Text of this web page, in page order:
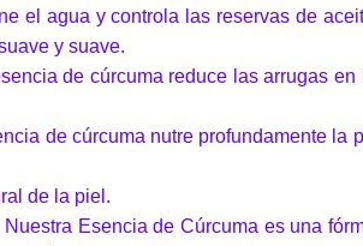
el agua y controla las reservas de
y suave.
de cúrcuma reduce las arrugas
de cúrcuma nutre profundamente la
de la piel.
Esencia de Cúrcuma es una